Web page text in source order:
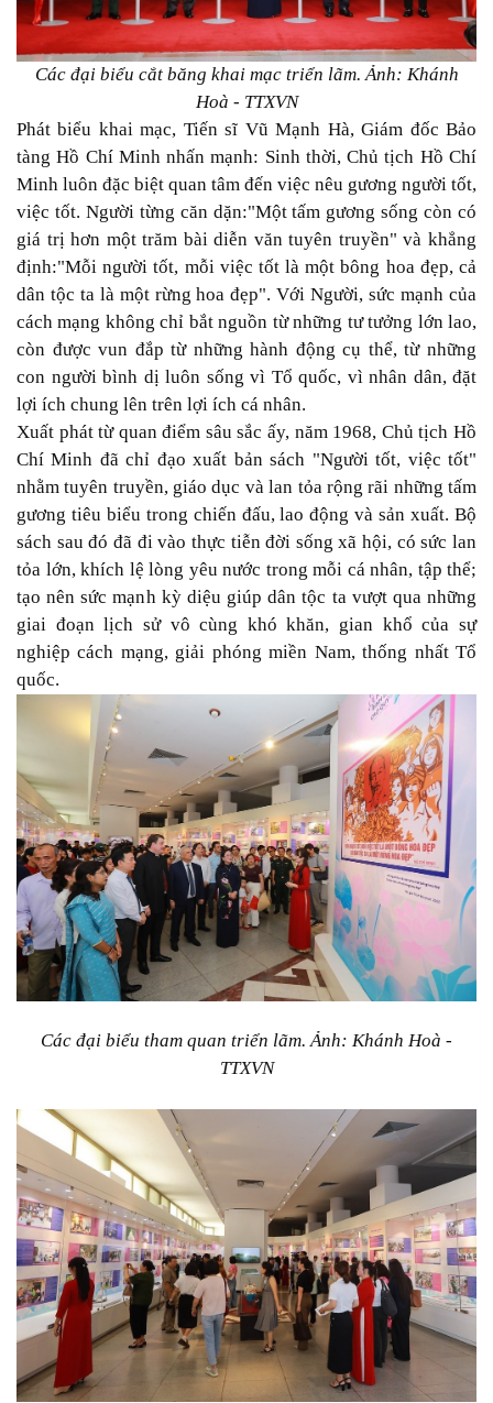
Các đại biểu cắt băng khai mạc triển lãm. Ảnh: Khánh
Hoà - TTXVN
Phát biểu khai mạc, Tiến sĩ Vũ Mạnh Hà, Giám đốc Bảo
tàng Hồ Chí Minh nhấn mạnh: Sinh thời, Chủ tịch Hồ Chí
Minh luôn đặc biệt quan tâm đến việc nêu gương người tốt,
việc tốt. Người từng căn dặn:"Một tấm gương sống còn có
giá trị hơn một trăm bài diễn văn tuyên truyền" và khẳng
định:"Mỗi người tốt, mỗi việc tốt là một bông hoa đẹp, cả
dân tộc ta là một rừng hoa đẹp". Với Người, sức mạnh của
cách mạng không chỉ bắt nguồn từ những tư tưởng lớn lao,
còn được vun đắp từ những hành động cụ thể, từ những
con người bình dị luôn sống vì Tổ quốc, vì nhân dân, đặt
lợi ích chung lên trên lợi ích cá nhân.
Xuất phát từ quan điểm sâu sắc ấy, năm 1968, Chủ tịch Hồ
Chí Minh đã chỉ đạo xuất bản sách "Người tốt, việc tốt"
nhằm tuyên truyền, giáo dục và lan tỏa rộng rãi những tấm
gương tiêu biểu trong chiến đấu, lao động và sản xuất. Bộ
sách sau đó đã đi vào thực tiễn đời sống xã hội, có sức lan
tỏa lớn, khích lệ lòng yêu nước trong mỗi cá nhân, tập thể;
tạo nên sức mạnh kỳ diệu giúp dân tộc ta vượt qua những
giai đoạn lịch sử vô cùng khó khăn, gian khổ của sự
nghiệp cách mạng, giải phóng miền Nam, thống nhất Tổ
quốc.
Các đại biểu tham quan triển lãm. Ảnh: Khánh Hoà -
TTXVN